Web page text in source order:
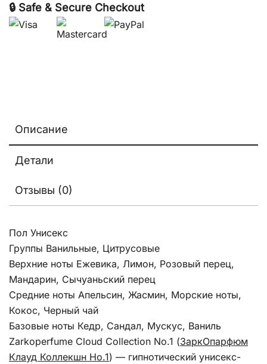
🔒 Safe & Secure Checkout
Описание
Детали
Отзывы (0)
Пол Унисекс
Группы Ванильные, Цитрусовые
Верхние ноты Ежевика, Лимон, Розовый перец,
Мандарин, Сычуаньский перец
Средние ноты Апельсин, Жасмин, Морские ноты,
Кокос, Черный чай
Базовые ноты Кедр, Сандал, Мускус, Ваниль
Zarkoperfume Cloud Collection No.1 (ЗаркОпарфюм
Клауд Коллекшн Но.1) — гипнотический унисекс-